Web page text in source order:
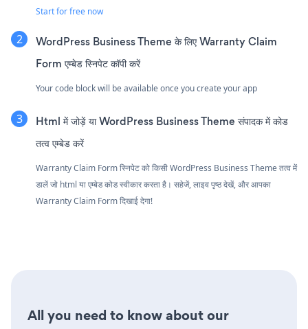
Start for free now
WordPress Business Theme के लिए Warranty Claim
Form एम्बेड स्निपेट कॉपी करें
Your code block will be available once you create your app
Html में जोड़ें या WordPress Business Theme संपादक में कोड
तत्व एम्बेड करें
Warranty Claim Form स्निपेट को किसी WordPress Business Theme तत्व में
डालें जो html या एम्बेड कोड स्वीकार करता है। सहेजें, लाइव पृष्ठ देखें, और आपका
Warranty Claim Form दिखाई देगा!
All you need to know about our